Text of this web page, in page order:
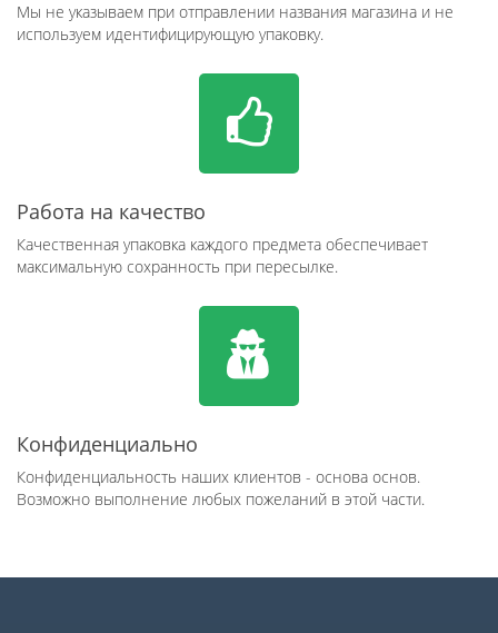
Мы не указываем при отправлении названия магазина и не
используем идентифицирующую упаковку.
Работа на качество
Качественная упаковка каждого предмета обеспечивает
максимальную сохранность при пересылке.
Конфиденциально
Конфиденциальность наших клиентов - основа основ.
Возможно выполнение любых пожеланий в этой части.